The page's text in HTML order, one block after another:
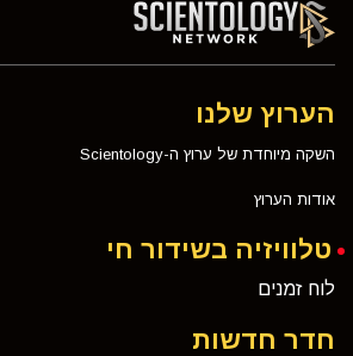
הערוץ שלנו
השקה מיוחדת של ערוץ ה-Scientology
אודות הערוץ
טלוויזיה בשידור חי
לוח זמנים
חדר חדשות